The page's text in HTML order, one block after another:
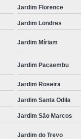
Jardim Florence
Jardim Londres
Jardim Míriam
Jardim Pacaembu
Jardim Roseira
Jardim Santa Odila
Jardim São Marcos
Jardim do Trevo